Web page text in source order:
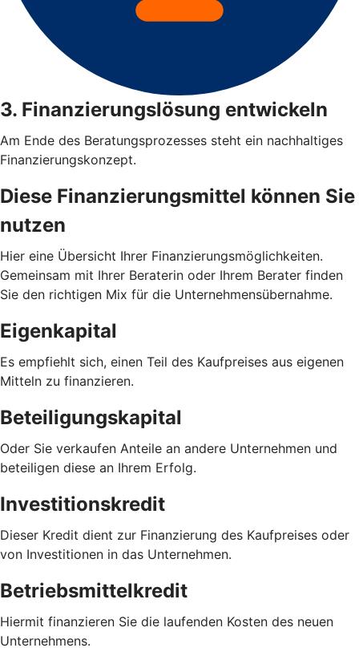
3. Finanzierungslösung entwickeln
Am Ende des Beratungsprozesses steht ein nachhaltiges
Finanzierungskonzept.
Diese Finanzierungsmittel können Sie
nutzen
Hier eine Übersicht Ihrer Finanzierungsmöglichkeiten.
Gemeinsam mit Ihrer Beraterin oder Ihrem Berater finden
Sie den richtigen Mix für die Unternehmensübernahme.
Eigenkapital
Es empfiehlt sich, einen Teil des Kaufpreises aus eigenen
Mitteln zu finanzieren.
Beteiligungskapital
Oder Sie verkaufen Anteile an andere Unternehmen und
beteiligen diese an Ihrem Erfolg.
Investitionskredit
Dieser Kredit dient zur Finanzierung des Kaufpreises oder
von Investitionen in das Unternehmen.
Betriebsmittelkredit
Hiermit finanzieren Sie die laufenden Kosten des neuen
Unternehmens.